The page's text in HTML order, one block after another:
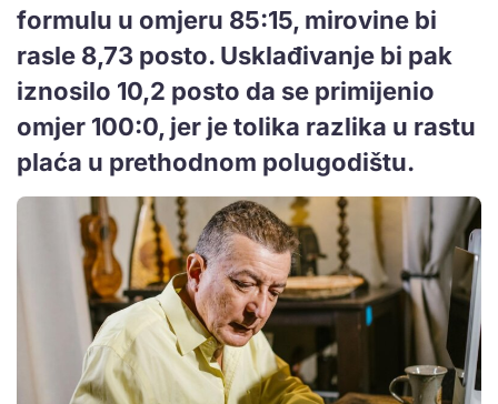
formulu u omjeru 85:15, mirovine bi
rasle 8,73 posto. Usklađivanje bi pak
iznosilo 10,2 posto da se primijenio
omjer 100:0, jer je tolika razlika u rastu
plaća u prethodnom polugodištu.